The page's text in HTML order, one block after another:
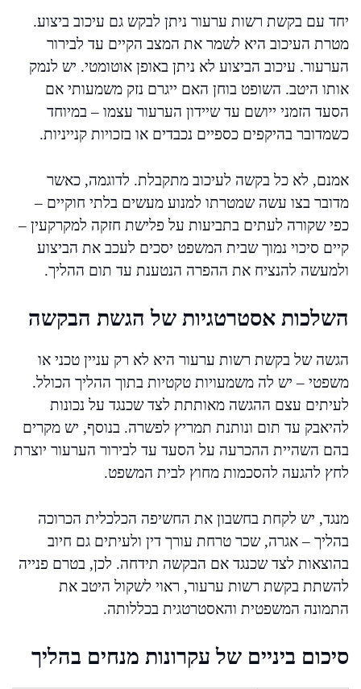
יחד עם בקשת רשות ערעור ניתן לבקש גם עיכוב ביצוע.
מטרת העיכוב היא לשמר את המצב הקיים עד לבירור
הערעור. עיכוב הביצוע לא ניתן באופן אוטומטי. יש לנמק
אותו היטב. השופט בוחן האם ייגרם נזק משמעותי אם
הסעד הזמני ייושם עד שיידון הערעור עצמו – במיוחד
כשמדובר בהיקפים כספיים נכבדים או בזכויות קנייניות.
אמנם, לא כל בקשה לעיכוב מתקבלת. לדוגמה, כאשר
מדובר בצו עשה שמטרתו למנוע מעשים בלתי חוקיים –
כפי שקורה לעתים בתביעות על פלישת חזקה למקרקעין –
קיים סיכוי נמוך שבית המשפט יסכים לעכב את הביצוע
ולמעשה להנציח את ההפרה הנטענת עד תום ההליך.
השלכות אסטרטגיות של הגשת הבקשה
הגשה של בקשת רשות ערעור היא לא רק עניין טכני או
משפטי – יש לה משמעויות טקטיות בתוך ההליך הכולל.
לעיתים עצם ההגשה מאותתת לצד שכנגד על נכונות
להיאבק עד תום ונותנת תמריץ לפשרה. בנוסף, יש מקרים
בהם השהיית ההכרעה על הסעד עד לבירור הערעור יוצרת
לחץ להגעה להסכמות מחוץ לבית המשפט.
מנגד, יש לקחת בחשבון את החשיפה הכלכלית הכרוכה
בהליך – אגרה, שכר טרחת עורך דין ולעיתים גם חיוב
בהוצאות לצד שכנגד אם הבקשה תידחה. לכן, בטרם פנייה
להשתת בקשת רשות ערעור, ראוי לשקול היטב את
התמונה המשפטית והאסטרטגית בכללותה.
סיכום ביניים של עקרונות מנחים בהליך